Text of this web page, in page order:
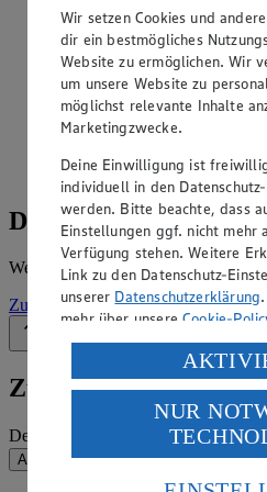
Angebote der
ansehen
Siehe dir die Angebote der
digitalen Blätterkatalog an.
Details zum Markt
Weitere Informationen – alles auf
Zur Marktseite
Zurück nach oben
Zum Newsletter
Deine E-Mail-Adresse (Pflichtfeld)
Absenden
Wir setzen Cookies und
dir ein bestmögliches
Website zu ermöglichen. Wir
um unsere Website zu
möglichst relevante Inhalte
Marketingzwecke.
Deine Einwilligung ist
individuell in den
werden. Bitte beachte, dass
Einstellungen ggf. nicht mehr
Verfügung stehen. Weitere
Link zu den Datenschutz-
unserer Datenschutzerklärung
mehr über unsereCookie-
Verarbeitung deiner
USA durch Facebook und
Wenn du auf „Aktivieren“
des Art. 49 Abs. 1 Satz 1 lit.
Daten in den USA
die USA als Land mit einem
NUR